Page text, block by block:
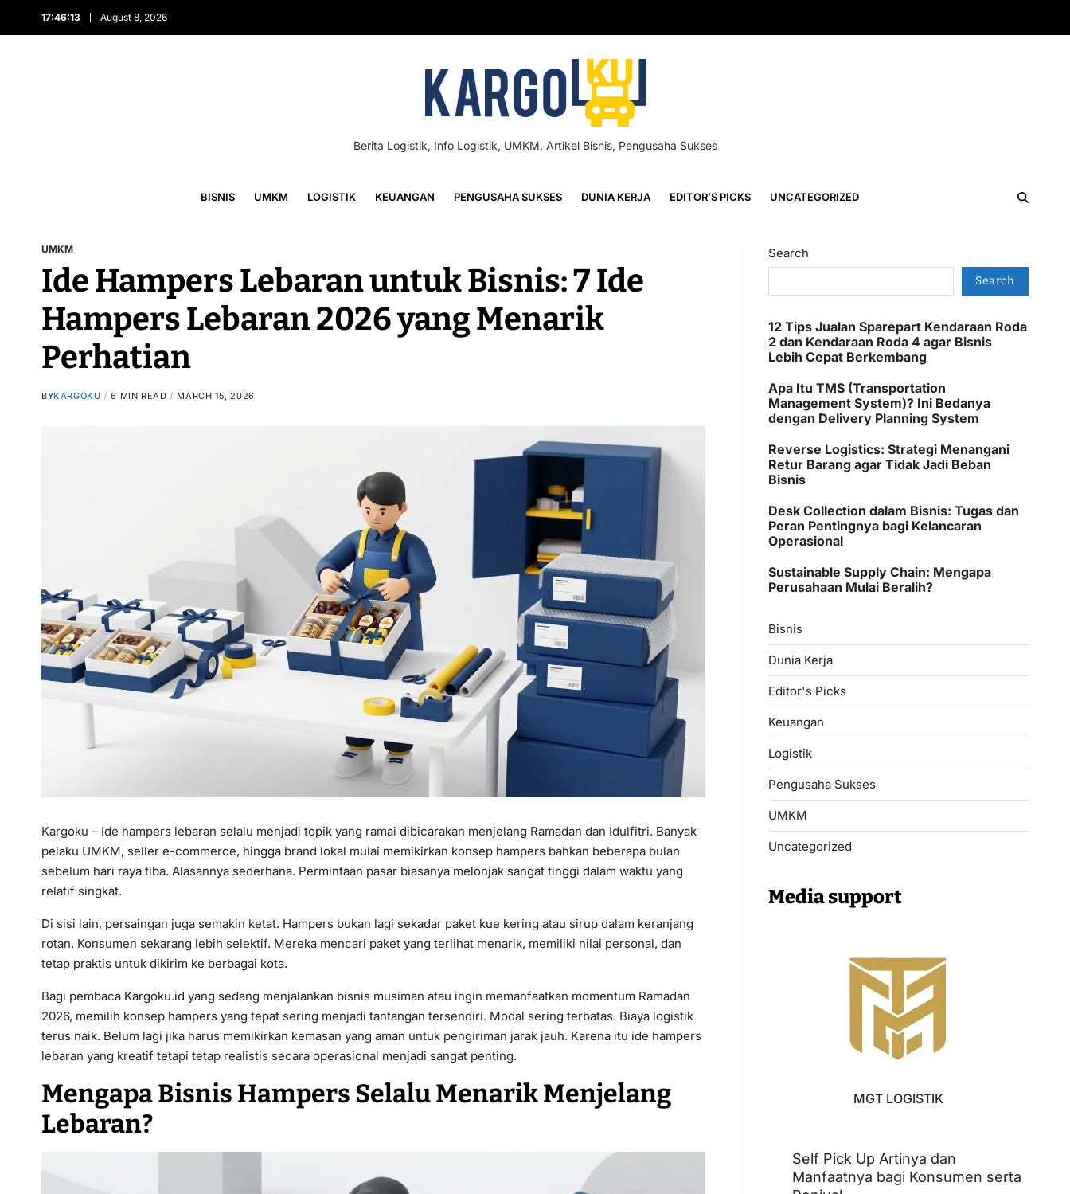
17:46:14 August 8, 2026
Berita Logistik, Info Logistik, UMKM, Artikel Bisnis, Pengusaha Sukses
BISNIS UMKM LOGISTIK KEUANGAN PENGUSAHA SUKSES DUNIA KERJA EDITOR’S PICKS UNCATEGORIZED
UMKM
Ide Hampers Lebaran untuk Bisnis: 7 Ide
Hampers Lebaran 2026 yang Menarik
Perhatian
BYKARGOKU 6 MIN READ MARCH 15, 2026
Kargoku – Ide hampers lebaran selalu menjadi topik yang ramai dibicarakan menjelang Ramadan dan Idulfitri. Banyak
pelaku UMKM, seller e-commerce, hingga brand lokal mulai memikirkan konsep hampers bahkan beberapa bulan
sebelum hari raya tiba. Alasannya sederhana. Permintaan pasar biasanya melonjak sangat tinggi dalam waktu yang
relatif singkat.
Di sisi lain, persaingan juga semakin ketat. Hampers bukan lagi sekadar paket kue kering atau sirup dalam keranjang
rotan. Konsumen sekarang lebih selektif. Mereka mencari paket yang terlihat menarik, memiliki nilai personal, dan
tetap praktis untuk dikirim ke berbagai kota.
Bagi pembaca Kargoku.id yang sedang menjalankan bisnis musiman atau ingin memanfaatkan momentum Ramadan
2026, memilih konsep hampers yang tepat sering menjadi tantangan tersendiri. Modal sering terbatas. Biaya logistik
terus naik. Belum lagi jika harus memikirkan kemasan yang aman untuk pengiriman jarak jauh. Karena itu ide hampers
lebaran yang kreatif tetapi tetap realistis secara operasional menjadi sangat penting.
Mengapa Bisnis Hampers Selalu Menarik Menjelang
Lebaran?
Search
Search
12 Tips Jualan Sparepart Kendaraan Roda
2 dan Kendaraan Roda 4 agar Bisnis
Lebih Cepat Berkembang
Apa Itu TMS (Transportation
Management System)? Ini Bedanya
dengan Delivery Planning System
Reverse Logistics: Strategi Menangani
Retur Barang agar Tidak Jadi Beban
Bisnis
Desk Collection dalam Bisnis: Tugas dan
Peran Pentingnya bagi Kelancaran
Operasional
Sustainable Supply Chain: Mengapa
Perusahaan Mulai Beralih?
Bisnis
Dunia Kerja
Editor's Picks
Keuangan
Logistik
Pengusaha Sukses
UMKM
Uncategorized
Media support
MGT LOGISTIK
Self Pick Up Artinya dan
Manfaatnya bagi Konsumen serta